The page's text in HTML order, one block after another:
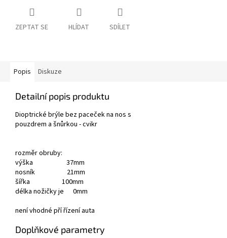
ZEPTAT SE HLÍDAT SDÍLET
Popis Diskuze
Detailní popis produktu
Dioptrické brýle bez paceček na nos s
pouzdrem a šnůrkou - cvikr
rozměr obruby:
výška 37mm
nosník 21mm
šířka 100mm
délka nožičky je 0mm
není vhodné pří řízení auta
Doplňkové parametry